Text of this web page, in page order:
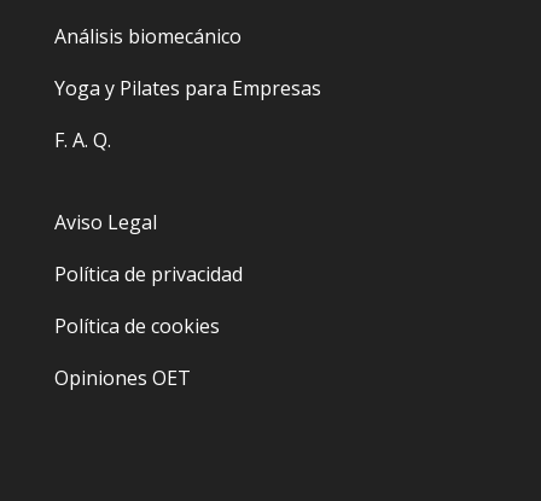
Análisis biomecánico
Yoga y Pilates para Empresas
F. A. Q.
Aviso Legal
Política de privacidad
Política de cookies
Opiniones OET